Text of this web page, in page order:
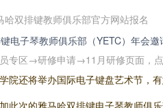
哈双排键教师俱乐部官方网站报名
专区→研修申请→11月研修页面，点
院还将举办国际电子键盘艺术节，
此次的雅马哈双排键电子琴教师俱